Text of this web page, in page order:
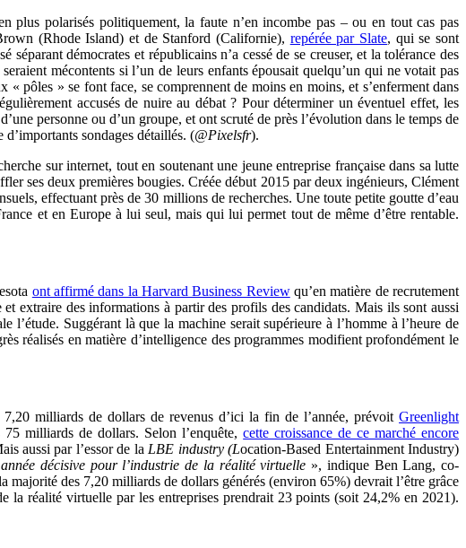
plus polarisés politiquement, la faute n’en incombe pas – ou en tout cas pas
(Rhode Island) et de Stanford (Californie), repérée par Slate, qui se sont
démocrates et républicains n’a cessé de se creuser, et la tolérance des
mécontents si l’un de leurs enfants épousait quelqu’un qui ne votait pas
pôles » se font face, se comprennent de moins en moins, et s’enferment dans
accusés de nuire au débat ? Pour déterminer un éventuel effet, les
personne ou d’un groupe, et ont scruté de près l’évolution dans le temps de
sondages détaillés. (@Pixelsfr).
sur internet, tout en soutenant une jeune entreprise française dans sa lutte
ses deux premières bougies. Créée début 2015 par deux ingénieurs, Clément
effectuant près de 30 millions de recherches. Une toute petite goutte d’eau
et en Europe à lui seul, mais qui lui permet tout de même d’être rentable.
ont affirmé dans la Harvard Business Reviewqu’en matière de recrutement
extraire des informations à partir des profils des candidats. Mais ils sont aussi
l’étude. Suggérant là que la machine serait supérieure à l’homme à l’heure de
réalisés en matière d’intelligence des programmes modifient profondément le
milliards de dollars de revenus d’ici la fin de l’année, prévoitGreenlight
milliards de dollars. Selon l’enquête,cette croissance de ce marché encore
aussi par l’essor de la LBE industry (Location-Based Entertainment Industry)
décisive pour l’industrie de la réalité virtuelle », indique Ben Lang, co-
des 7,20 milliards de dollars générés (environ 65%) devrait l’être grâce
la réalité virtuelle par les entreprises prendrait 23 points (soit 24,2% en 2021).